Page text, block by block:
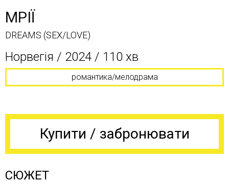
МРІЇ
DREAMS (SEX/LOVE)
Норвегія / 2024 / 110 хв
романтика/мелодрама
Купити / забронювати
СЮЖЕТ